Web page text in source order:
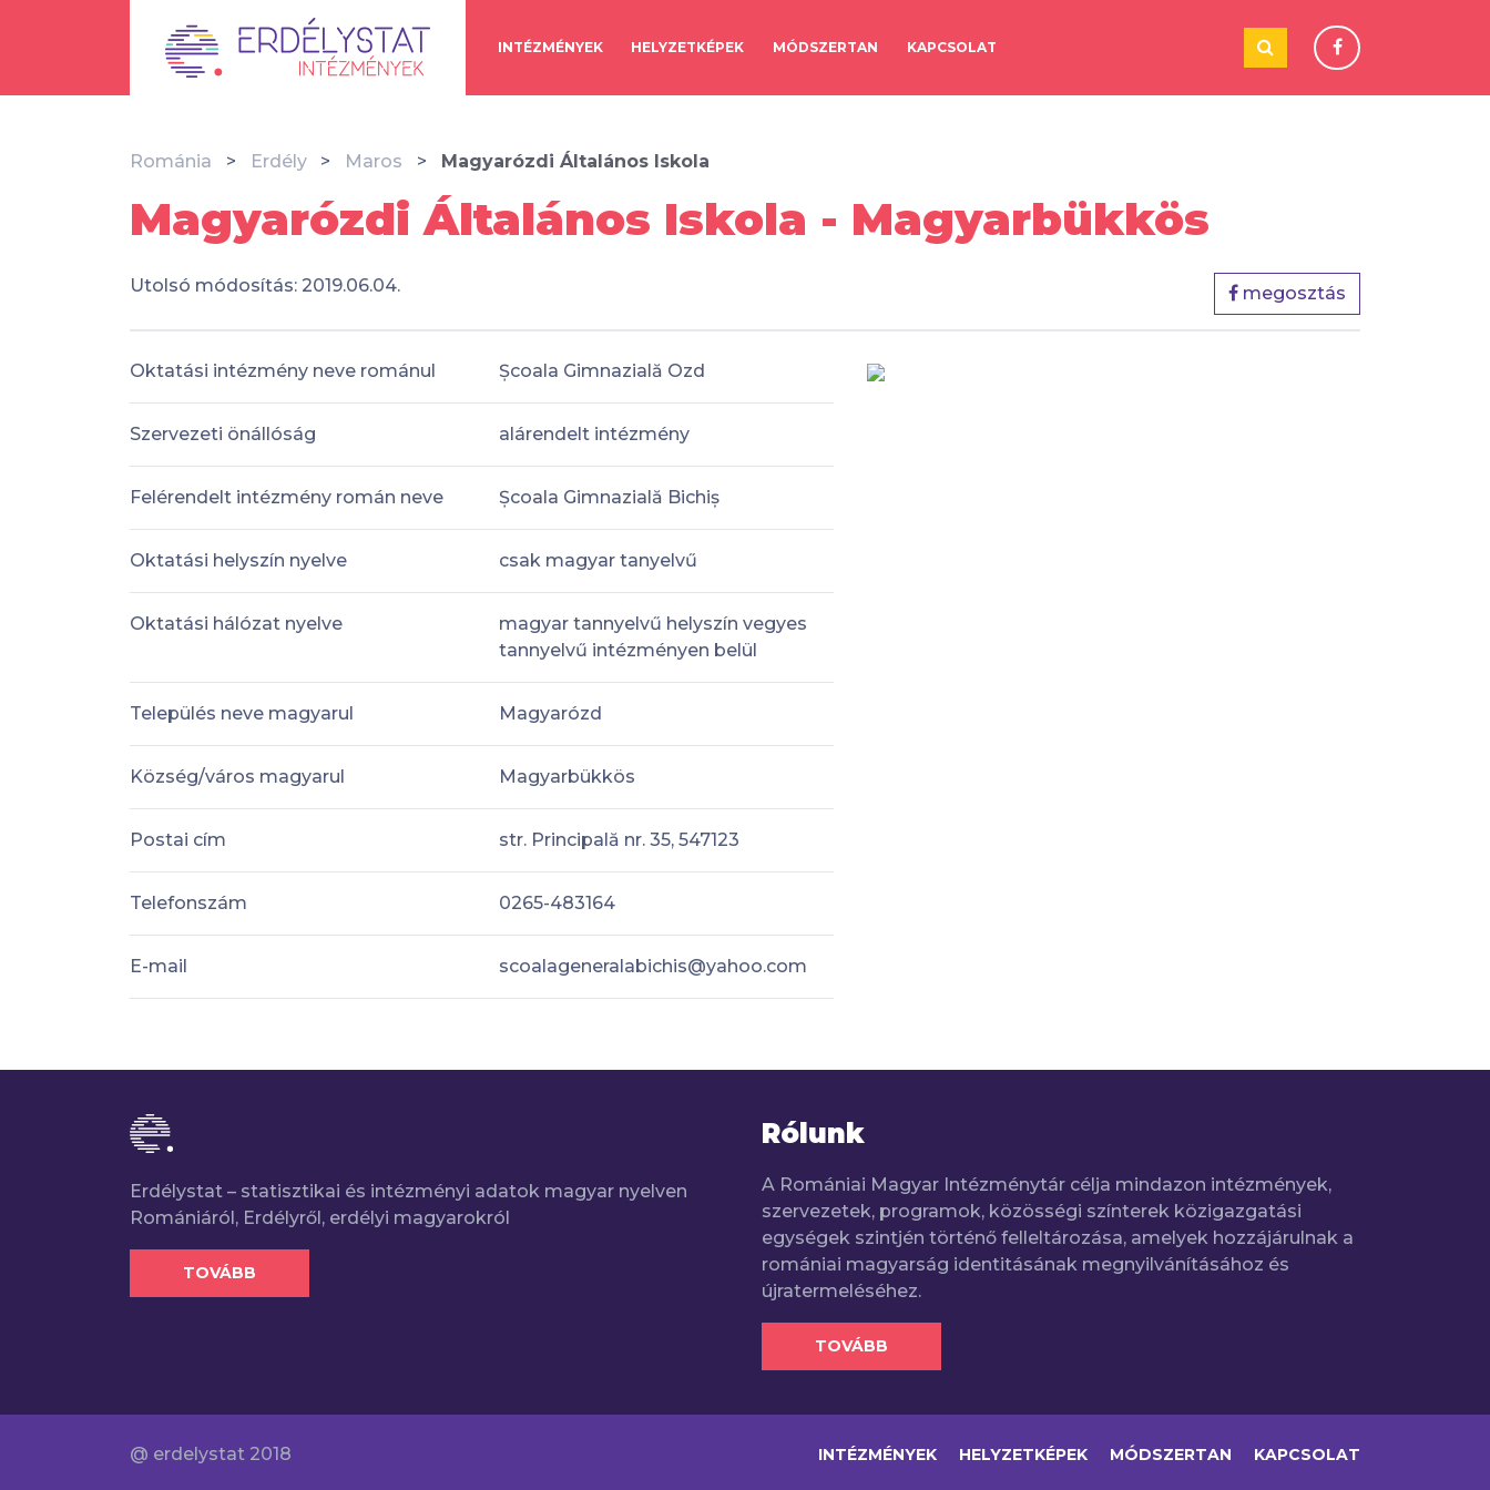
INTÉZMÉNYEK HELYZETKÉPEK MÓDSZERTAN KAPCSOLAT
Románia Erdély Maros Magyarózdi Általános Iskola
Magyarózdi Általános Iskola - Magyarbükkös
Utolsó módosítás: 2019.06.04. megosztás
Oktatási intézmény neve románul Școala Gimnazială Ozd
Szervezeti önállóság alárendelt intézmény
Felérendelt intézmény román neve Școala Gimnazială Bichiș
Oktatási helyszín nyelve csak magyar tanyelvű
Oktatási hálózat nyelve
magyar tannyelvű helyszín vegyes
tannyelvű intézményen belül
Település neve magyarul Magyarózd
Község/város magyarul Magyarbükkös
Postai cím str. Principală nr. 35, 547123
Telefonszám 0265-483164
E-mail scoalageneralabichis@yahoo.com
Erdélystat – statisztikai és intézményi adatok magyar nyelven
Romániáról, Erdélyről, erdélyi magyarokról
TOVÁBB
Rólunk
A Romániai Magyar Intézménytár célja mindazon intézmények,
szervezetek, programok, közösségi színterek közigazgatási
egységek szintjén történő felleltározása, amelyek hozzájárulnak a
romániai magyarság identitásának megnyilvánításához és
újratermeléséhez.
TOVÁBB
@ erdelystat 2018 INTÉZMÉNYEK HELYZETKÉPEK MÓDSZERTAN KAPCSOLAT